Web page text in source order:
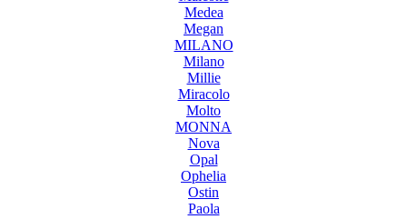
Medea
Megan
MILANO
Milano
Millie
Miracolo
Molto
MONNA
Nova
Opal
Ophelia
Ostin
Paola